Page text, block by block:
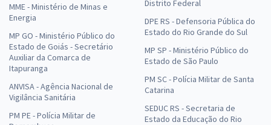
MME - Ministério de Minas e
Energia
MP GO - Ministério Público do
Estado de Goiás - Secretário
Auxiliar da Comarca de
Itapuranga
ANVISA - Agência Nacional de
Vigilância Sanitária
PM PE - Polícia Militar de
Distrito Federal
DPE RS - Defensoria Pública do
Estado do Rio Grande do Sul
MP SP - Ministério Público do
Estado de São Paulo
PM SC - Polícia Militar de Santa
Catarina
SEDUC RS - Secretaria de
Estado da Educação do Rio